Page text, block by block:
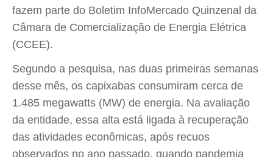
fazem parte do Boletim InfoMercado Quinzenal da
Câmara de Comercialização de Energia Elétrica
(CCEE).
Segundo a pesquisa, nas duas primeiras semanas
desse mês, os capixabas consumiram cerca de
1.485 megawatts (MW) de energia. Na avaliação
da entidade, essa alta está ligada à recuperação
das atividades econômicas, após recuos
observados no ano passado, quando pandemia